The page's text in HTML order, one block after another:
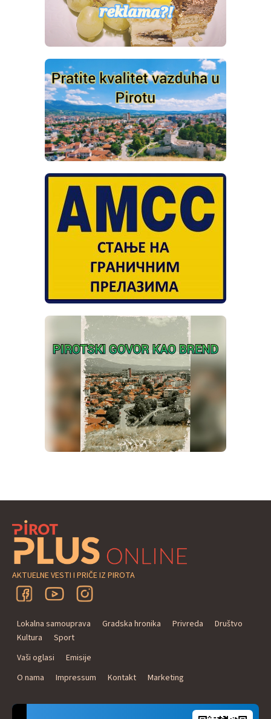
AKTUELNE VESTI I PRIČE IZ PIROTA
Lokalna samouprava Gradska hronika Privreda
Društvo
Kultura
Sport
Vaši oglasi
Emisije
O nama
Impressum Kontakt Marketing